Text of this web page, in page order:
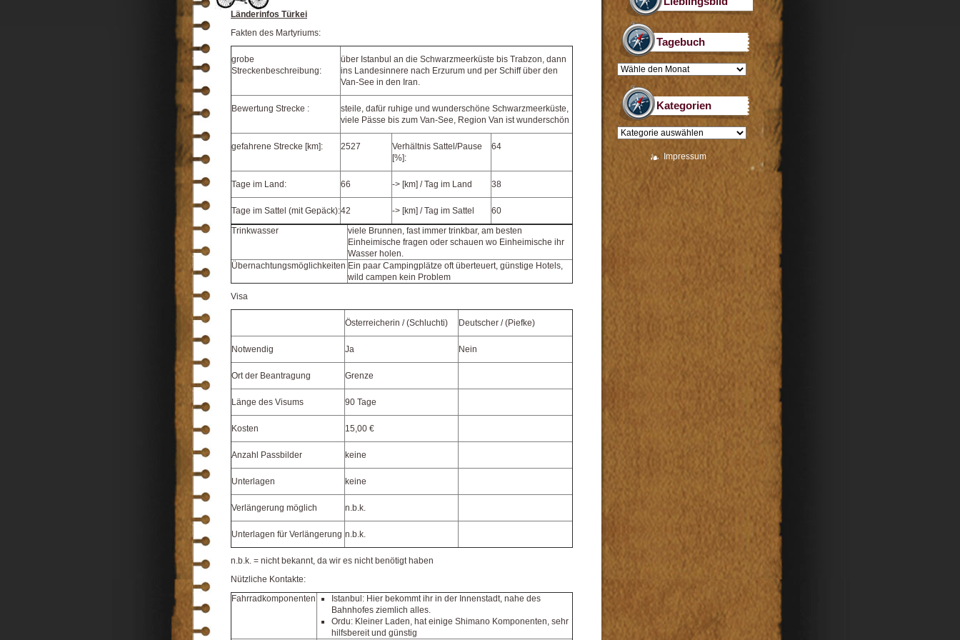
Tagebuch
Kategorien
Impressum
Länderinfos Türkei
Fakten des Martyriums:
grobe
Streckenbeschreibung:
über Istanbul an die Schwarzmeerküste bis Trabzon, dann
ins Landesinnere nach Erzurum und per Schiff über den
Van-See in den Iran.
Bewertung Strecke :
steile, dafür ruhige und wunderschöne Schwarzmeerküste,
viele Pässe bis zum Van-See, Region Van ist wunderschön
gefahrene Strecke [km]: 2527
Verhältnis Sattel/Pause
[%]:
64
Tage im Land: 66 -> [km] / Tag im Land 38
Tage im Sattel (mit Gepäck):42 -> [km] / Tag im Sattel
60
Trinkwasser
viele Brunnen, fast immer trinkbar, am besten
Einheimische fragen oder schauen wo Einheimische ihr
Wasser holen.
Übernachtungsmöglichkeiten Ein paar Campingplätze oft überteuert, günstige Hotels,
wild campen kein Problem
Visa
Österreicherin / (Schluchti) Deutscher / (Piefke)
Notwendig Ja Nein
Ort der Beantragung Grenze
Länge des Visums 90 Tage
Kosten 15,00 €
Anzahl Passbilder keine
Unterlagen keine
Verlängerung möglich n.b.k.
Unterlagen für Verlängerung n.b.k.
n.b.k. = nicht bekannt, da wir es nicht benötigt haben
Nützliche Kontakte:
Fahrradkomponenten
Istanbul: Hier bekommt ihr in der Innenstadt, nahe des
Bahnhofes ziemlich alles.
Ordu: Kleiner Laden, hat einige Shimano Komponenten, sehr
hilfsbereit und günstig